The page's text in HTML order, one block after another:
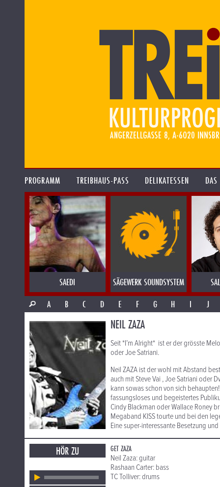
PROGRAMM TREIBHAUS-PASS DELIKATESSEN
SAEDI SÄGEWERK SOUNDSYSTEM
A
B C D E F G H I J
NEIL ZAZA
Seit *I’m Alright* ist er der grösste
oder Joe Satriani.
Neil ZAZA ist der wohl mit Abstand
auch mit Steve Vai , Joe Satriani oder
kann sowas schon von sich
fassungsloses und begeistertes
Cindy Blackman oder Wallace Roney
Megaband KISS tourte und bei den
Eine super-interessante Besetzung
HÖR ZU
GET ZAZA
Neil Zaza: guitar
Rashaan Carter: bass
TC Tolliver: drums